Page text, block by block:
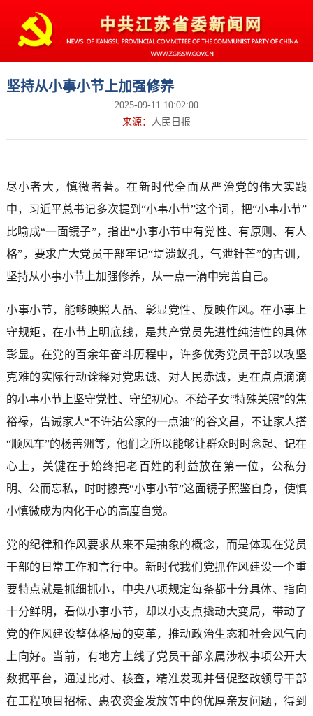
坚持从小事小节上加强修养
2025-09-11 10:02:00
来源：
人民日报
尽小者大，慎微者著。在新时代全面从严治党的伟大实践
中，习近平总书记多次提到“小事小节”这个词，把“小事小节”
比喻成“一面镜子”，指出“小事小节中有党性、有原则、有人
格”，要求广大党员干部牢记“堤溃蚁孔，气泄针芒”的古训，
坚持从小事小节上加强修养，从一点一滴中完善自己。
小事小节，能够映照人品、彰显党性、反映作风。在小事上
守规矩，在小节上明底线，是共产党员先进性纯洁性的具体
彰显。在党的百余年奋斗历程中，许多优秀党员干部以攻坚
克难的实际行动诠释对党忠诚、对人民赤诚，更在点点滴滴
的小事小节上坚守党性、守望初心。不给子女“特殊关照”的焦
裕禄，告诫家人“不许沾公家的一点油”的谷文昌，不让家人搭
“顺风车”的杨善洲等，他们之所以能够让群众时时念起、记在
心上，关键在于始终把老百姓的利益放在第一位，公私分
明、公而忘私，时时擦亮“小事小节”这面镜子照鉴自身，使慎
小慎微成为内化于心的高度自觉。
党的纪律和作风要求从来不是抽象的概念，而是体现在党员
干部的日常工作和言行中。新时代我们党抓作风建设一个重
要特点就是抓细抓小，中央八项规定每条都十分具体、指向
十分鲜明，看似小事小节，却以小支点撬动大变局，带动了
党的作风建设整体格局的变革，推动政治生态和社会风气向
上向好。当前，有地方上线了党员干部亲属涉权事项公开大
数据平台，通过比对、核查，精准发现并督促整改领导干部
在工程项目招标、惠农资金发放等中的优厚亲友问题，得到